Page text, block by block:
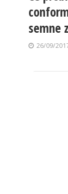
semne
26/09/